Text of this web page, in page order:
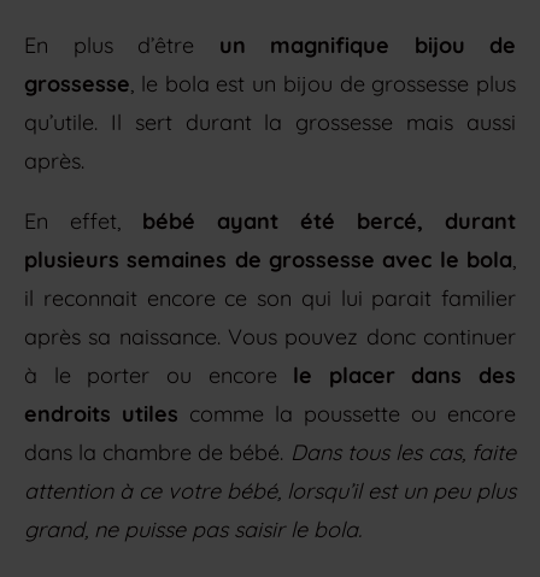
En plus d’être un magnifique bijou de
grossesse, le bola est un bijou de grossesse plus
qu’utile. Il sert durant la grossesse mais aussi
après.
En effet, bébé ayant été bercé, durant
plusieurs semaines de grossesse avec le bola,
il reconnait encore ce son qui lui parait familier
après sa naissance. Vous pouvez donc continuer
à le porter ou encore le placer dans des
endroits utiles comme la poussette ou encore
dans la chambre de bébé. Dans tous les cas, faite
attention à ce votre bébé, lorsqu’il est un peu plus
grand, ne puisse pas saisir le bola.